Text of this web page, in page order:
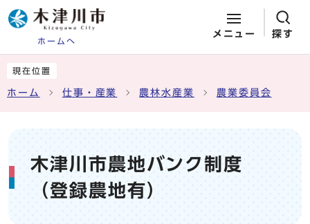
ホームへ
メニュー 探す
現在位置
ホーム 仕事・産業 農林水産業 農業委員会
木津川市農地バンク制度
（登録農地有）